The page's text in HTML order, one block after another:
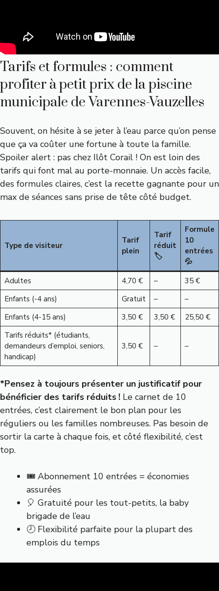
Tarifs et formules : comment
profiter à petit prix de la piscine
municipale de Varennes-Vauzelles
Souvent, on hésite à se jeter à l’eau parce qu’on pense
que ça va coûter une fortune à toute la famille.
Spoiler alert : pas chez Ilôt Corail ! On est loin des
tarifs qui font mal au porte-monnaie. Un accès facile,
des formules claires, c’est la recette gagnante pour un
max de séances sans prise de tête côté budget.
Type de visiteur
Tarif
plein
Tarif
réduit
🏷
Formule
10
entrées
💦
Adultes
4,70 € –
35 €
Enfants (-4 ans)
Gratuit –
–
Enfants (4-15 ans)
3,50 € 3,50 €
25,50 €
Tarifs réduits* (étudiants,
demandeurs d’emploi, seniors,
handicap)
3,50 € – –
*Pensez à toujours présenter un justificatif pour
bénéficier des tarifs réduits ! Le carnet de 10
entrées, c’est clairement le bon plan pour les
réguliers ou les familles nombreuses. Pas besoin de
sortir la carte à chaque fois, et côté flexibilité, c’est
top.
🎟 Abonnement 10 entrées = économies
assurées
🎈 Gratuité pour les tout-petits, la baby
brigade de l’eau
🕗 Flexibilité parfaite pour la plupart des
emplois du temps